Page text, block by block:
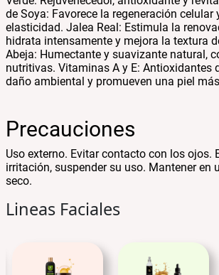
de Soya: Favorece la regeneración celular
elasticidad. Jalea Real: Estimula la
hidrata intensamente y mejora la textura
Abeja: Humectante y suavizante natural,
nutritivas. Vitaminas A y E: Antioxidantes
daño ambiental y promueven una piel
Precauciones
Uso externo. Evitar contacto con los ojos.
irritación, suspender su uso. Mantener en
seco.
Lineas Faciales